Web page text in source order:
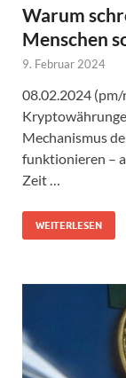
Warum
Menschen
9. Februar 2024
08.02.2024
Mechanismus
funktionieren –
Zeit …
WEITERLESEN